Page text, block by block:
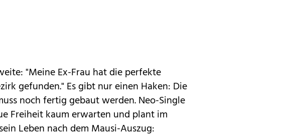
"Meine Ex-Frau hat die perfekte
gefunden." Es gibt nur einen Haken: Die
noch fertig gebaut werden. Neo-Single
Freiheit kaum erwarten und plant im
Leben nach dem Mausi-Auszug: